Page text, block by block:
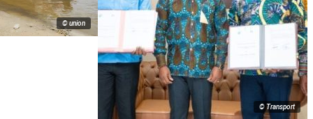
© Transport
© union